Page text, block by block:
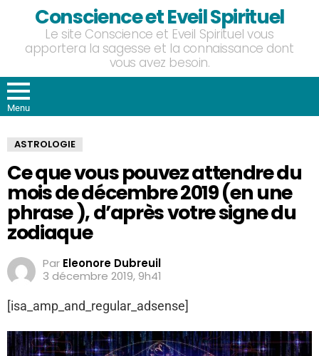
Conscience et Eveil Spirituel
Le site Conscience et Eveil Spirituel vous
apportera la sagesse et la connaissance dont
vous avez besoin.
Menu
ASTROLOGIE
Ce que vous pouvez attendre du
mois de décembre 2019 (en une
phrase ), d’après votre signe du
zodiaque
Par Eleonore Dubreuil
3 décembre 2019, 9h41
[isa_amp_and_regular_adsense]